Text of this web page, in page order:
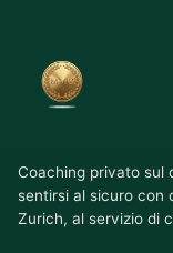
Coaching privato sul
sentirsi al sicuro con
Zurich, al servizio di